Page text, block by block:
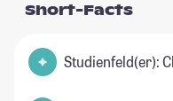
Short-Facts
Studienfeld(er):